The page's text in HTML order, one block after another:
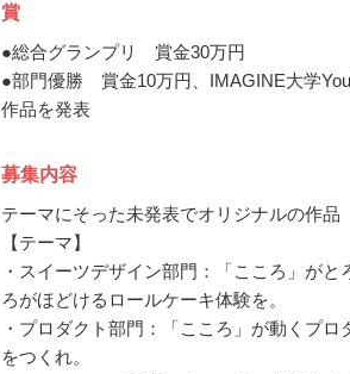
賞
●総合グランプリ 賞金30万円
●部門優勝 賞金10万円、IMAGINE大学
作品を発表
募集内容
テーマにそった未発表でオリジナルの作品
【テーマ】
・スイーツデザイン部門：「こころ」が
ろがほどけるロールケーキ体験を。
・プロダクト部門：「こころ」が動くプ
をつくれ。